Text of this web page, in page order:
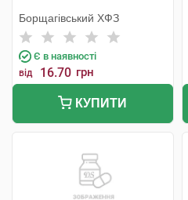
Борщагівський ХФЗ
Є в наявності
від 16.70 грн
КУПИТИ